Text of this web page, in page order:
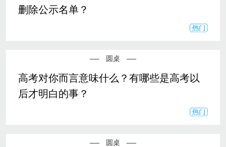
删除公示名单？
圆桌
高考对你而言意味什么？有哪些是高考以
后才明白的事？
圆桌